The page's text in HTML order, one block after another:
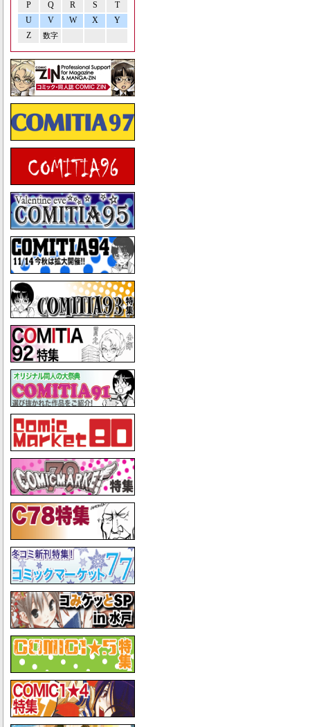
P Q R S
T
U
V W X
Y
Z
数字